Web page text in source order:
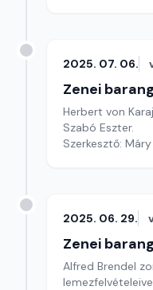
2025. 07. 06.
Zenei
Herbert von
Szabó Eszter.
Szerkesztő:
2025. 06. 29.
Zenei
Alfred Brendel